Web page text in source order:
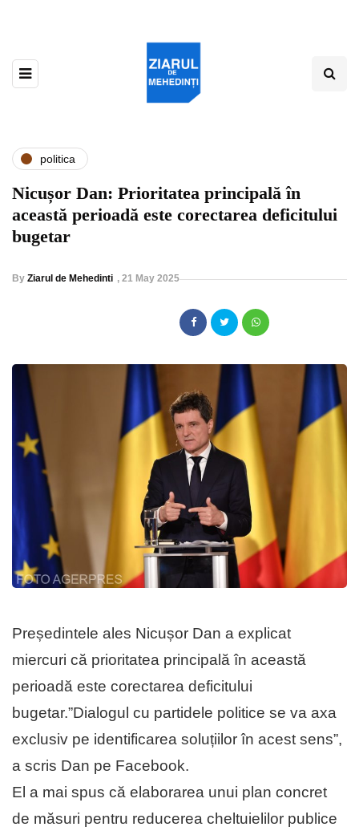
politica
Nicușor Dan: Prioritatea principală în
această perioadă este corectarea deficitului
bugetar
By Ziarul de Mehedinti , 21 May 2025
Președintele ales Nicușor Dan a explicat
miercuri că prioritatea principală în această
perioadă este corectarea deficitului
bugetar.”Dialogul cu partidele politice se va axa
exclusiv pe identificarea soluțiilor în acest sens”,
a scris Dan pe Facebook.
El a mai spus că elaborarea unui plan concret
de măsuri pentru reducerea cheltuielilor publice